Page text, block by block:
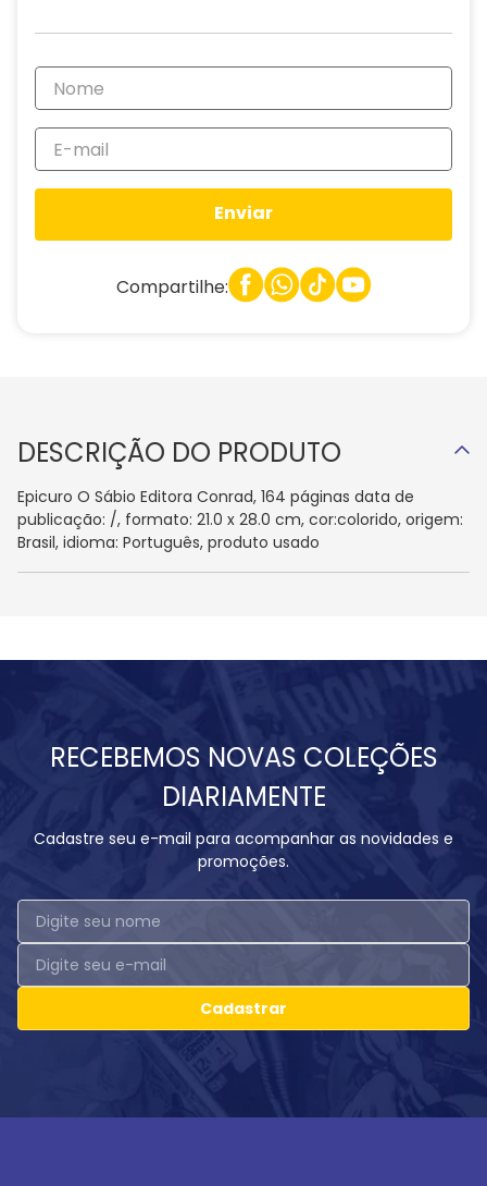
Enviar
Compartilhe:
DESCRIÇÃO DO PRODUTO
Epicuro O Sábio Editora Conrad, 164 páginas data de
publicação: /, formato: 21.0 x 28.0 cm, cor:colorido, origem:
Brasil, idioma: Português, produto usado
RECEBEMOS NOVAS COLEÇÕES
DIARIAMENTE
Cadastre seu e-mail para acompanhar as novidades e
promoções.
Cadastrar